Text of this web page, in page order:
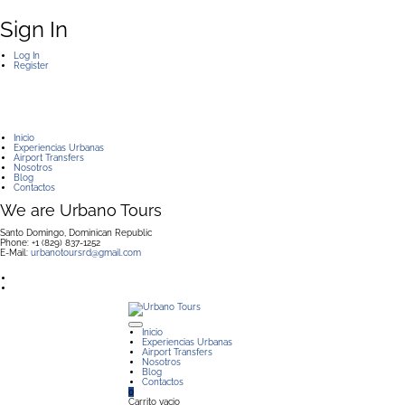
Sign In
Log In
Register
Inicio
Experiencias Urbanas
Airport Transfers
Nosotros
Blog
Contactos
We are Urbano Tours
Santo Domingo, Dominican Republic
Phone: +1 (829) 837-1252
E-Mail: urbanotoursrd@gmail.com
Inicio
Experiencias Urbanas
Airport Transfers
Nosotros
Blog
Contactos
0
Carrito vacio